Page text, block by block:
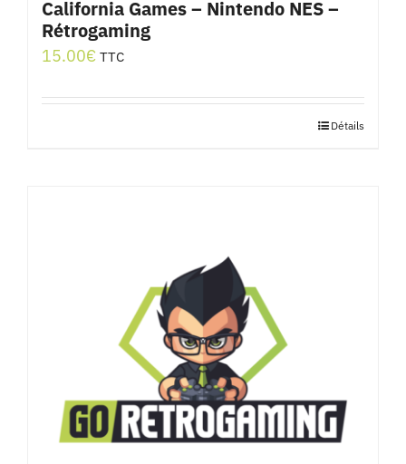
California Games – Nintendo NES –
Rétrogaming
15.00€ TTC
Détails